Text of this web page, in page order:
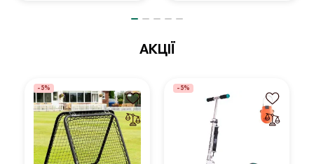
АКЦІЇ
-5% -5%